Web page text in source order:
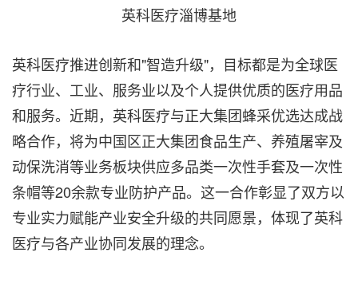
英科医疗淄博基地
英科医疗推进创新和"智造升级"，目标都是为全球医
疗行业、工业、服务业以及个人提供优质的医疗用品
和服务。近期，英科医疗与正大集团蜂采优选达成战
略合作，将为中国区正大集团食品生产、养殖屠宰及
动保洗消等业务板块供应多品类一次性手套及一次性
条帽等20余款专业防护产品。这一合作彰显了双方以
专业实力赋能产业安全升级的共同愿景，体现了英科
医疗与各产业协同发展的理念。